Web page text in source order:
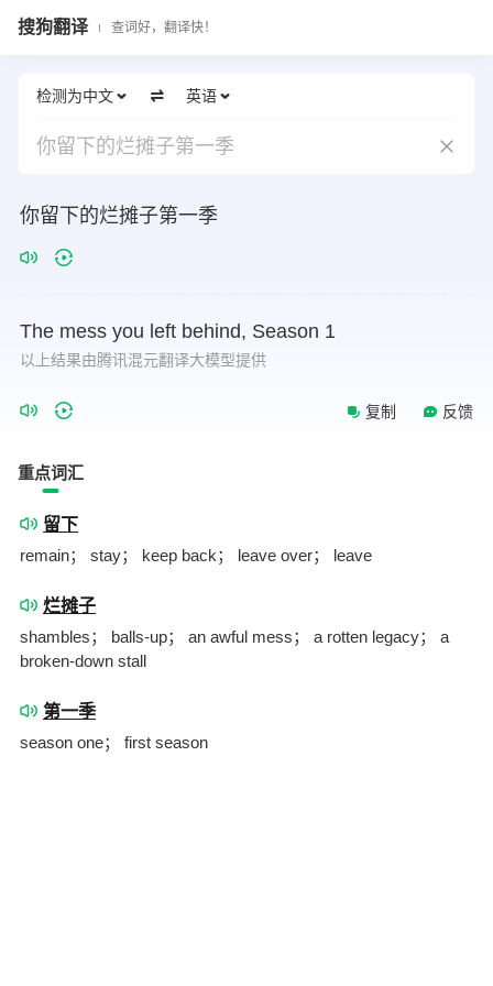
搜狗翻译 查词好，翻译快！
检测为中文 英语
你留下的烂摊子第一季
你留下的烂摊子第一季
The mess you left behind, Season 1
以上结果由腾讯混元翻译大模型提供
复制 反馈
重点词汇
留下
remain； stay； keep back； leave over； leave
烂摊子
shambles； balls-up； an awful mess； a rotten legacy； a
broken-down stall
第一季
season one； first season